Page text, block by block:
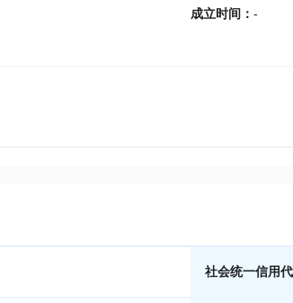
成立时间 ： -
社会统一信用